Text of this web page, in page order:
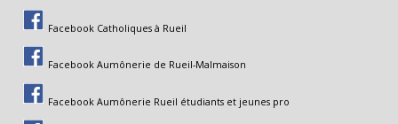
Facebook Catholiques à Rueil
Facebook Aumônerie de Rueil-Malmaison
Facebook Aumônerie Rueil étudiants et jeunes pro